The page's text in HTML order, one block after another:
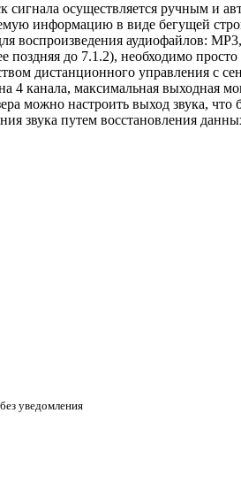
осуществляется ручным и
информацию в виде бегущей
воспроизведения аудиофайлов:
поздняя до 7.1.2), необходимо
дистанционного управления с
канала, максимальная выходная
можно настроить выход звука,
звука путем восстановления
уведомления